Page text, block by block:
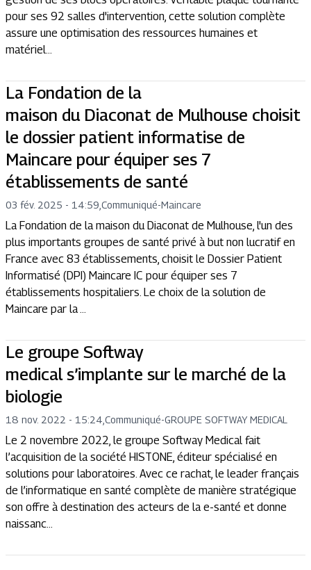
pour ses 92 salles d'intervention, cette solution complète
assure une optimisation des ressources humaines et
matériel...
La Fondation de la
maison du Diaconat de Mulhouse choisit
le dossier patient informatise de
Maincare pour équiper ses 7
établissements de santé
03 fév. 2025 - 14:59 Communiqué-Maincare
La Fondation de la maison du Diaconat de Mulhouse, l'un des
plus importants groupes de santé privé à but non lucratif en
France avec 83 établissements, choisit le Dossier Patient
Informatisé (DPI) Maincare IC pour équiper ses 7
établissements hospitaliers. Le choix de la solution de
Maincare par la ...
Le groupe Softway
medical s’implante sur le marché de la
biologie
18 nov. 2022 - 15:24 Communiqué-GROUPE SOFTWAY MEDICAL
Le 2 novembre 2022, le groupe Softway Medical fait
l’acquisition de la société HISTONE, éditeur spécialisé en
solutions pour laboratoires. Avec ce rachat, le leader français
de l’informatique en santé complète de manière stratégique
son offre à destination des acteurs de la e-santé et donne
naissanc...